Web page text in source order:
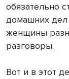
обязательно
домашних дел
женщины
разговоры.
Вот и в этот